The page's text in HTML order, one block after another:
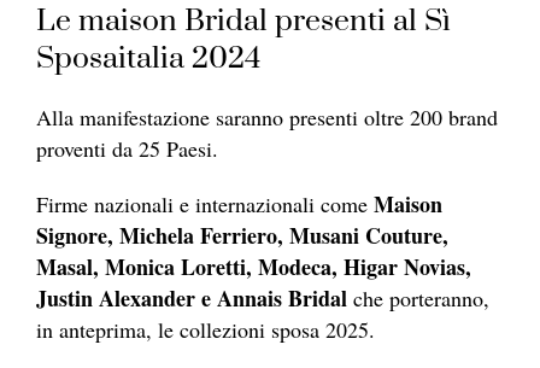
Le maison Bridal presenti al Sì
Sposaitalia 2024
Alla manifestazione saranno presenti oltre 200 brand
proventi da 25 Paesi.
Firme nazionali e internazionali come Maison
Signore, Michela Ferriero, Musani Couture,
Masal, Monica Loretti, Modeca, Higar Novias,
Justin Alexander e Annais Bridal che porteranno,
in anteprima, le collezioni sposa 2025.